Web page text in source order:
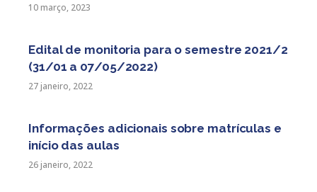
10 março, 2023
Edital de monitoria para o semestre 2021/2
(31/01 a 07/05/2022)
27 janeiro, 2022
Informações adicionais sobre matrículas e
início das aulas
26 janeiro, 2022